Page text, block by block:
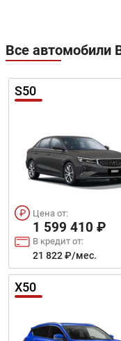
Все автомобили
S50
Цена от:
1 599 410 ₽
В кредит от:
21 822 ₽/мес.
X50